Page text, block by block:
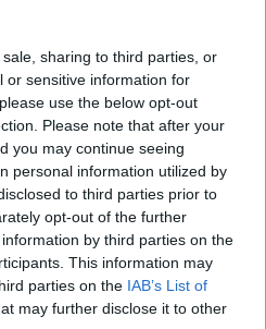
sharing to third parties, or
or sensitive information for
use the below opt-out
Please note that after your
you may continue seeing
personal information utilized by
to third parties prior to
opt-out of the further
by third parties on the
This information may
parties on the IAB’s List of
may further disclose it to other